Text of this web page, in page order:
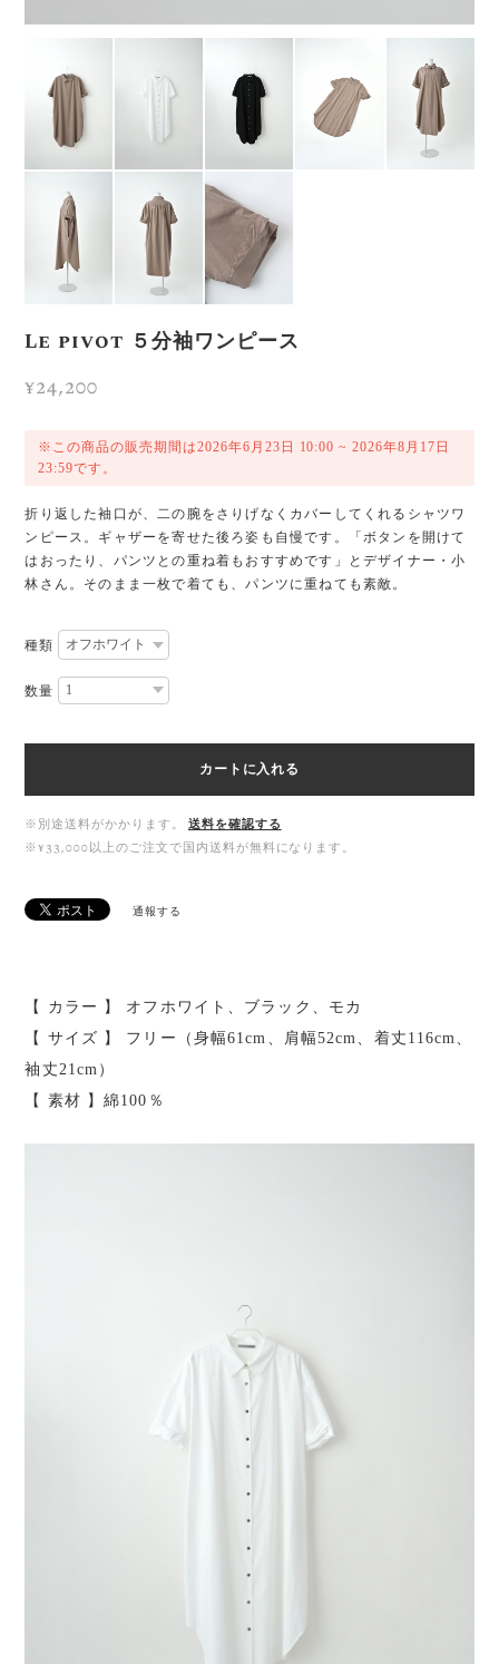
Le pivot ５分袖ワンピース
¥24,200
※この商品の販売期間は2026年6月23日 10:00 ~ 2026年8月17日
23:59です。
折り返した袖口が、二の腕をさりげなくカバーしてくれるシャツワ
ンピース。ギャザーを寄せた後ろ姿も自慢です。「ボタンを開けて
はおったり、パンツとの重ね着もおすすめです」とデザイナー・小
林さん。そのまま一枚で着ても、パンツに重ねても素敵。
種類
数量
カートに入れる
※別途送料がかかります。
送料を確認する
※¥33,000以上のご注文で国内送料が無料になります。
通報する
【 カラー 】 オフホワイト、ブラック、モカ
【 サイズ 】 フリー（身幅61cm、肩幅52cm、着丈116cm、
袖丈21cm）
【 素材 】綿100％